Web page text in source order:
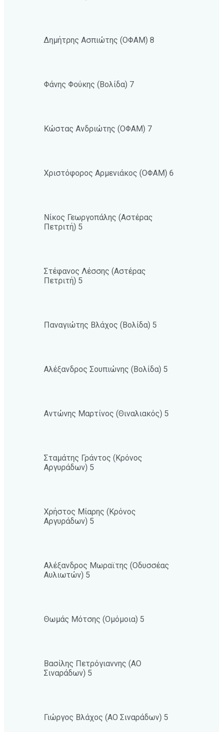
Δημήτρης Ασπιώτης (ΟΦΑΜ) 8
Φάνης Φούκης (Βολίδα) 7
Κώστας Ανδριώτης (ΟΦΑΜ) 7
Χριστόφορος Αρμενιάκος (ΟΦΑΜ) 6
Νίκος Γεωργοπάλης (Αστέρας
Πετριτή) 5
Στέφανος Λέσσης (Αστέρας
Πετριτή) 5
Παναγιώτης Βλάχος (Βολίδα) 5
Αλέξανδρος Σουπιώνης (Βολίδα) 5
Αντώνης Μαρτίνος (Θιναλιακός) 5
Σταμάτης Γράντος (Κρόνος
Αργυράδων) 5
Χρήστος Μίαρης (Κρόνος
Αργυράδων) 5
Αλέξανδρος Μωραϊτης (Οδυσσέας
Αυλιωτών) 5
Θωμάς Μότσης (Ομόμοια) 5
Βασίλης Πετρόγιαννης (ΑΟ
Σιναράδων) 5
Γιώργος Βλάχος (ΑΟ Σιναράδων) 5